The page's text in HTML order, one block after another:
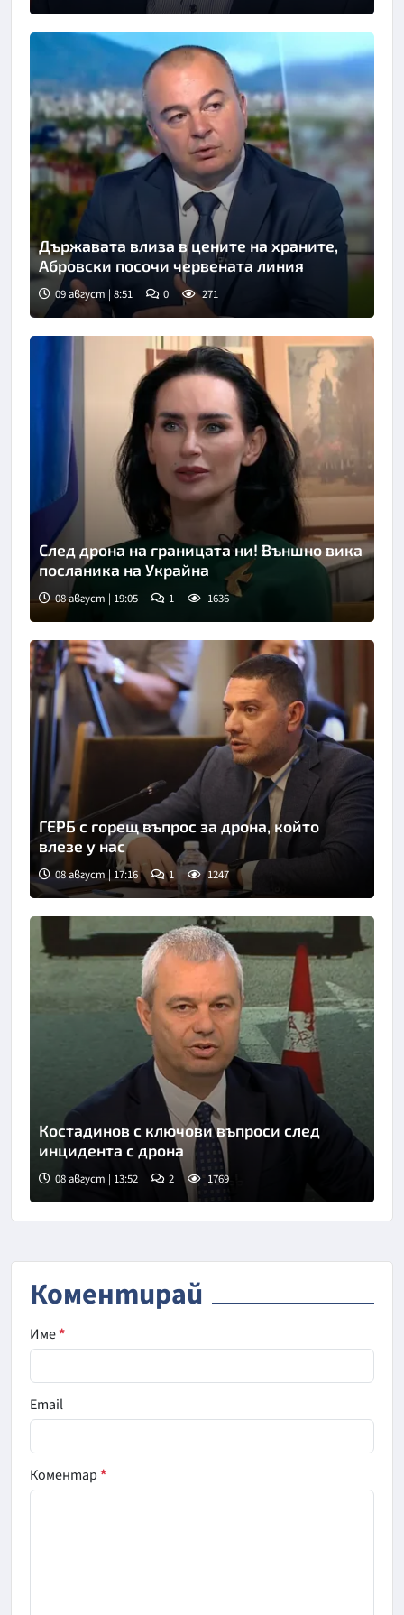
Снимка: БНТ
Държавата влиза в цените на храните,
Абровски посочи червената линия
09 август | 8:51 0 271
Снимка: Нова телевизия
След дрона на границата ни! Външно вика
посланика на Украйна
08 август | 19:05 1 1636
ГЕРБ с горещ въпрос за дрона, който
влезе у нас
08 август | 17:16 1 1247
Снимка: Нова телевизия
Костадинов с ключови въпроси след
инцидента с дрона
08 август | 13:52 2 1769
Коментирай
Име*
Email
Коментар*